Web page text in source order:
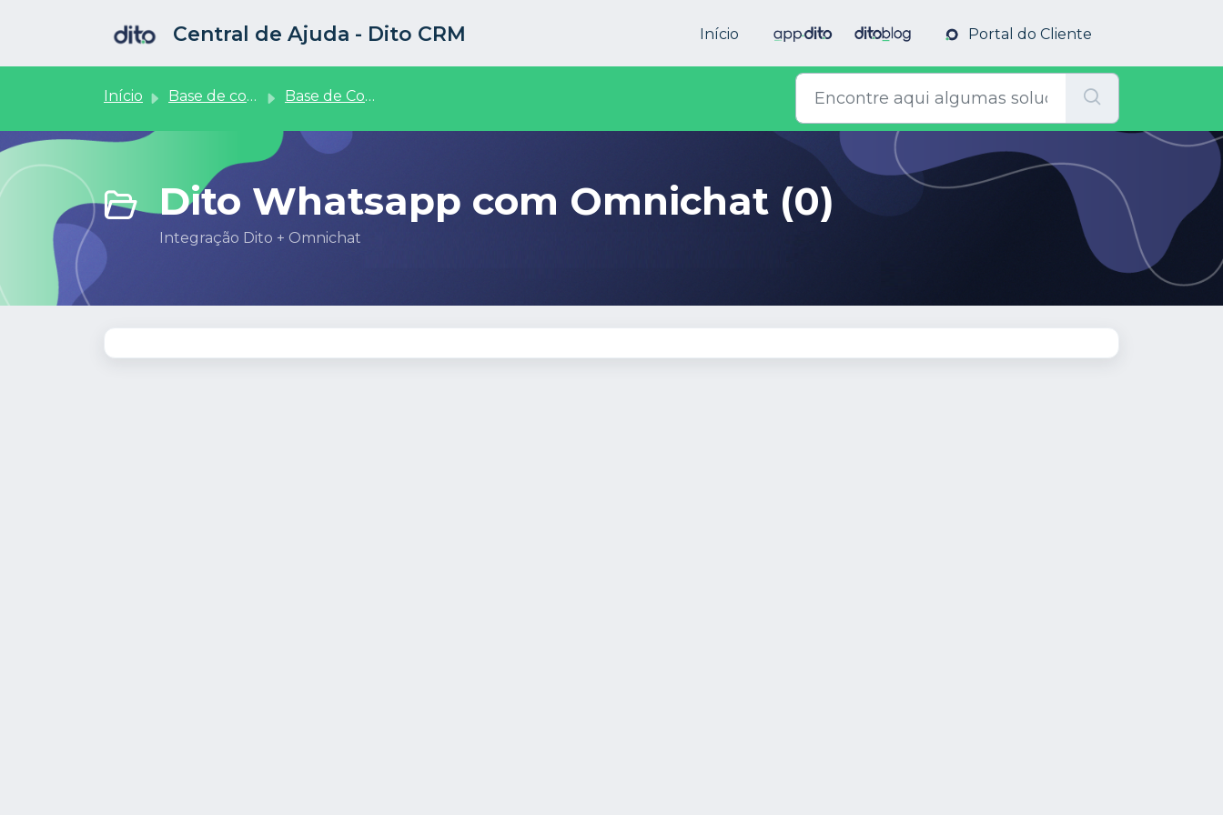
Central de Ajuda - Dito CRM Início Portal do Cliente
Início Base de conhecimento Base de Conhecimento
Dito Whatsapp com Omnichat (0)
Integração Dito + Omnichat